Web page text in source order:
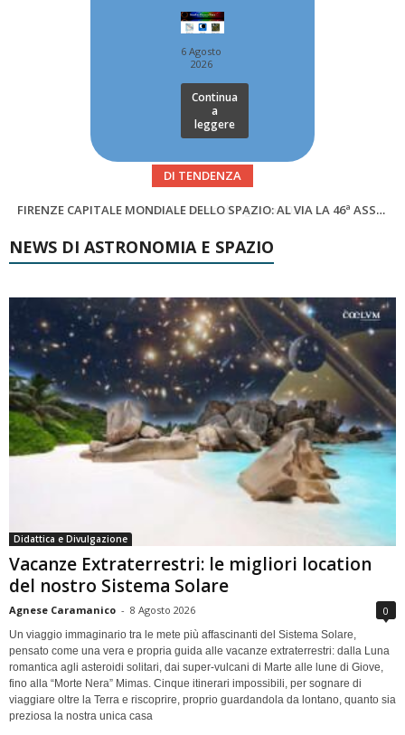
6 Agosto
2026
Continua
a
leggere
DI TENDENZA
Cielo del Mese di Agosto 2026
SUPERNOVAE aggiornamenti del mese – Agosto 2026
NEWS DI ASTRONOMIA E SPAZIO
Didattica e Divulgazione
Vacanze Extraterrestri: le migliori location
del nostro Sistema Solare
Agnese Caramanico - 8 Agosto 2026 0
Un viaggio immaginario tra le mete più affascinanti del Sistema Solare,
pensato come una vera e propria guida alle vacanze extraterrestri: dalla Luna
romantica agli asteroidi solitari, dai super-vulcani di Marte alle lune di Giove,
fino alla “Morte Nera” Mimas. Cinque itinerari impossibili, per sognare di
viaggiare oltre la Terra e riscoprire, proprio guardandola da lontano, quanto sia
preziosa la nostra unica casa